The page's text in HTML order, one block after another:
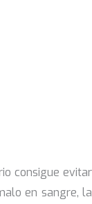
consigue evitar
en sangre, la